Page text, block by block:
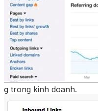
g trong kinh doanh.